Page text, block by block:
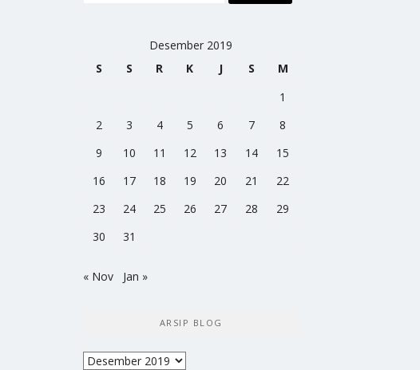
Desember 2019
S
S R K J S
M
1
2
3 4 5 6 7
8
9
10 11 12 13 14
15
16
17 18 19 20 21
22
23
24 25 26 27 28
29
30
31
« Nov Jan »
ARSIP BLOG
Arsip